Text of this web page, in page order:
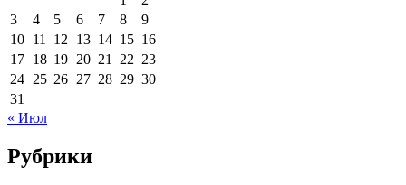
3
4 5 6 7 8
9
10 11 12 13 14 15 16
17 18 19 20 21 22 23
24 25 26 27 28 29 30
31
« Июл
Рубрики